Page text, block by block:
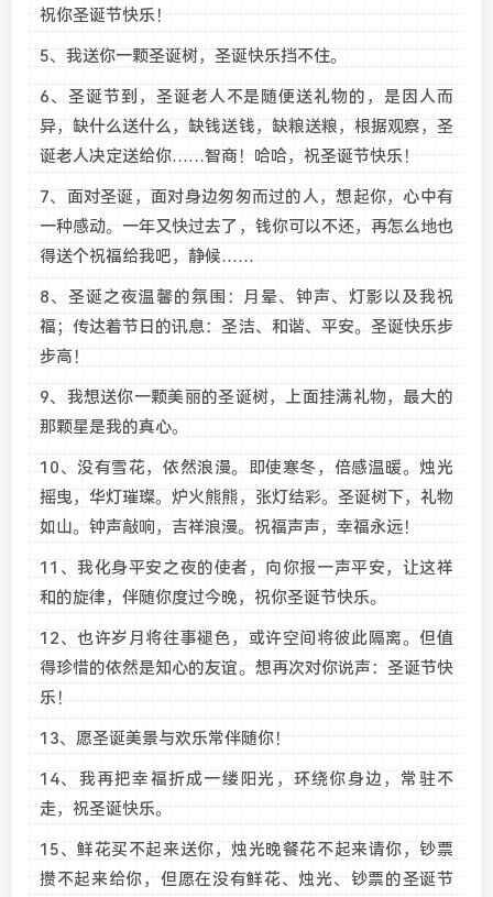
祝你圣诞节快乐！
5、我送你一颗圣诞树，圣诞快乐挡不住。
6、圣诞节到，圣诞老人不是随便送礼物的，是因人而
异，缺什么送什么，缺钱送钱，缺粮送粮，根据观察，圣
诞老人决定送给你……智商！哈哈，祝圣诞节快乐！
7、面对圣诞，面对身边匆匆而过的人，想起你，心中有
一种感动。一年又快过去了，钱你可以不还，再怎么地也
得送个祝福给我吧，静候……
8、圣诞之夜温馨的氛围：月晕、钟声、灯影以及我祝
福；传达着节日的讯息：圣洁、和谐、平安。圣诞快乐步
步高！
9、我想送你一颗美丽的圣诞树，上面挂满礼物，最大的
那颗星是我的真心。
10、没有雪花，依然浪漫。即使寒冬，倍感温暖。烛光
摇曳，华灯璀璨。炉火熊熊，张灯结彩。圣诞树下，礼物
如山。钟声敲响，吉祥浪漫。祝福声声，幸福永远！
11、我化身平安之夜的使者，向你报一声平安，让这祥
和的旋律，伴随你度过今晚，祝你圣诞节快乐。
12、也许岁月将往事褪色，或许空间将彼此隔离。但值
得珍惜的依然是知心的友谊。想再次对你说声：圣诞节快
乐！
13、愿圣诞美景与欢乐常伴随你！
14、我再把幸福折成一缕阳光，环绕你身边，常驻不
走，祝圣诞快乐。
15、鲜花买不起来送你，烛光晚餐花不起来请你，钞票
攒不起来给你，但愿在没有鲜花、烛光、钞票的圣诞节